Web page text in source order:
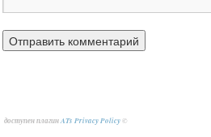
доступен плагинATs Privacy Policy©